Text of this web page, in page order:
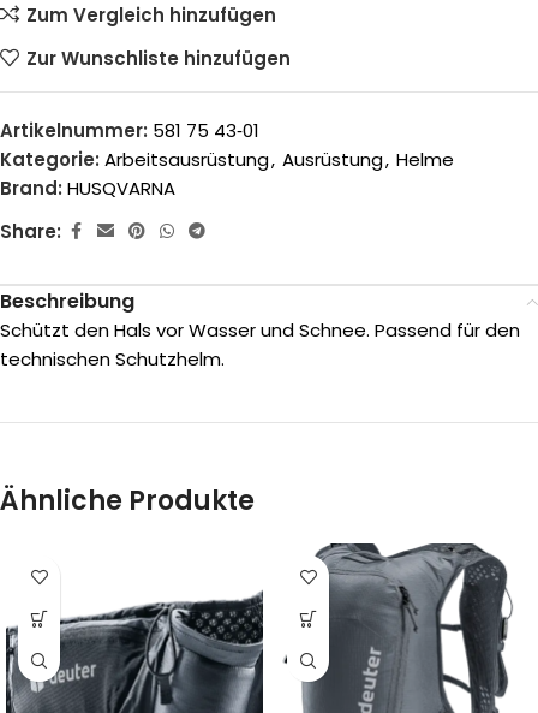
Zum Vergleich hinzufügen
Zur Wunschliste hinzufügen
Artikelnummer: 581 75 43‑01
Kategorie: Arbeitsausrüstung, Ausrüstung, Helme
Brand: HUSQVARNA
Share:
Beschreibung
Schützt den Hals vor Wasser und Schnee. Passend für den
technischen Schutzhelm.
Ähnliche Produkte